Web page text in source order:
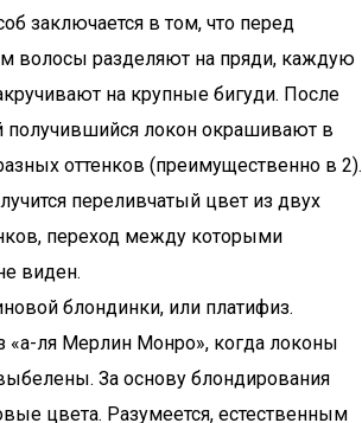
заключается в том, что перед
волосы разделяют на пряди, каждую
на крупные бигуди. После
получившийся локон окрашивают в
оттенков (преимущественно в 2).
переливчатый цвет из двух
переход между которыми
виден.
блондинки, или платифиз.
«а-ля Мерлин Монро», когда локоны
За основу блондирования
цвета. Разумеется, естественным